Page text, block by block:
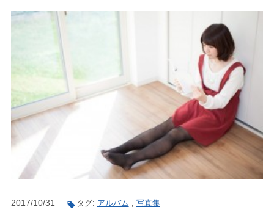
2017/10/31 タグ: アルバム , 写真集